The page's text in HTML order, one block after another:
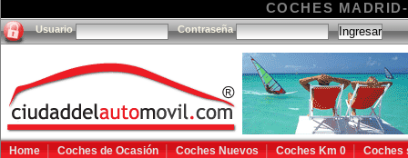
COCHES
Usuario Contraseña
Home Coches de Ocasión Coches Nuevos Coches Km 0 Coches